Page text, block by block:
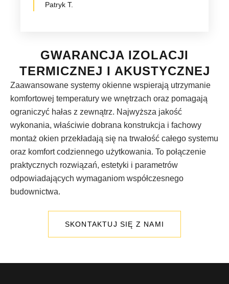
Patryk T.
GWARANCJA IZOLACJI
TERMICZNEJ I AKUSTYCZNEJ
Zaawansowane systemy okienne wspierają utrzymanie
komfortowej temperatury we wnętrzach oraz pomagają
ograniczyć hałas z zewnątrz. Najwyższa jakość
wykonania, właściwie dobrana konstrukcja i fachowy
montaż okien przekładają się na trwałość całego systemu
oraz komfort codziennego użytkowania. To połączenie
praktycznych rozwiązań, estetyki i parametrów
odpowiadających wymaganiom współczesnego
budownictwa.
SKONTAKTUJ SIĘ Z NAMI